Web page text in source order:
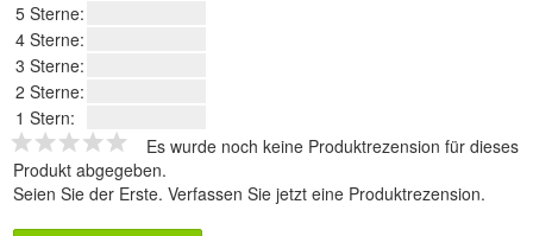
5 Sterne:
4 Sterne:
3 Sterne:
2 Sterne:
1 Stern:
Es wurde noch keine Produktrezension für dieses
Produkt abgegeben.
Seien Sie der Erste. Verfassen Sie jetzt eine Produktrezension.